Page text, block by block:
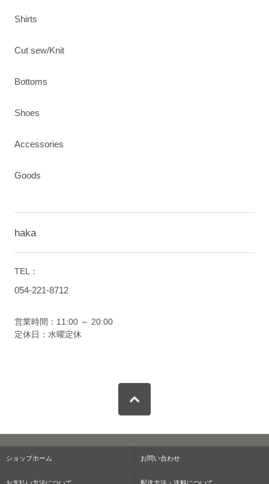
Shirts
Cut sew/Knit
Bottoms
Shoes
Accessories
Goods
haka
TEL：
054-221-8712
営業時間：11:00 ～ 20:00
定休日：水曜定休
ショップホーム お問い合わせ